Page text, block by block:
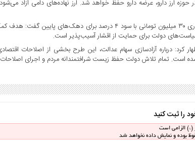
سخنگوی دولت در خصوص وام اعتباری ۳۰ میلیون تومانی با سود ۴ درصد
دولت برای حمایت از اقشار آسیب‌پذیر است.
کرد: درباره آزادسازی سهام عدالت، این طرح بخشی از اصلاحات
است. تمام تلاش دولت حفظ زیست شرافتمندانه مردم و اجرای
را ثبت کنید
(*) الزامی است
بوده و نمایش داده نخواهد شد